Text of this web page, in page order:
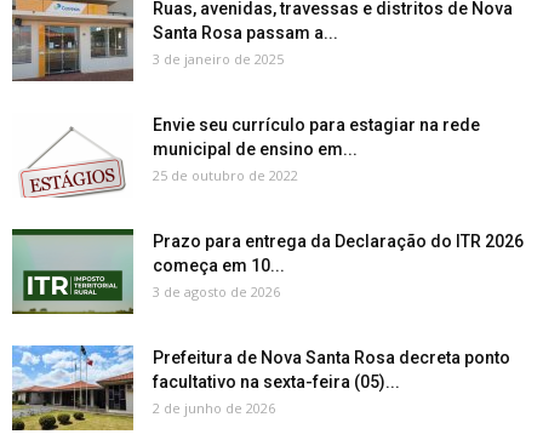
Ruas, avenidas, travessas e distritos de Nova
Santa Rosa passam a...
3 de janeiro de 2025
Envie seu currículo para estagiar na rede
municipal de ensino em...
25 de outubro de 2022
Prazo para entrega da Declaração do ITR 2026
começa em 10...
3 de agosto de 2026
Prefeitura de Nova Santa Rosa decreta ponto
facultativo na sexta-feira (05)...
2 de junho de 2026